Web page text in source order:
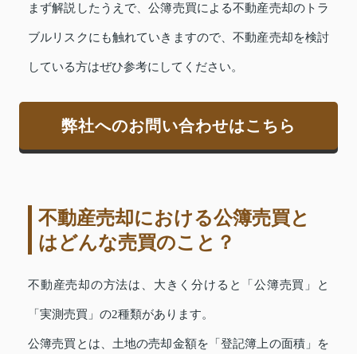
まず解説したうえで、公簿売買による不動産売却のトラ
ブルリスクにも触れていきますので、不動産売却を検討
している方はぜひ参考にしてください。
弊社へのお問い合わせはこちら
不動産売却における公簿売買と
はどんな売買のこと？
不動産売却の方法は、大きく分けると「公簿売買」と
「実測売買」の2種類があります。
公簿売買とは、土地の売却金額を「登記簿上の面積」を